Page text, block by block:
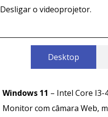
Desligar o videoprojetor.
Desktop
Windows 11 – Intel Core I3-
Monitor com câmara Web,